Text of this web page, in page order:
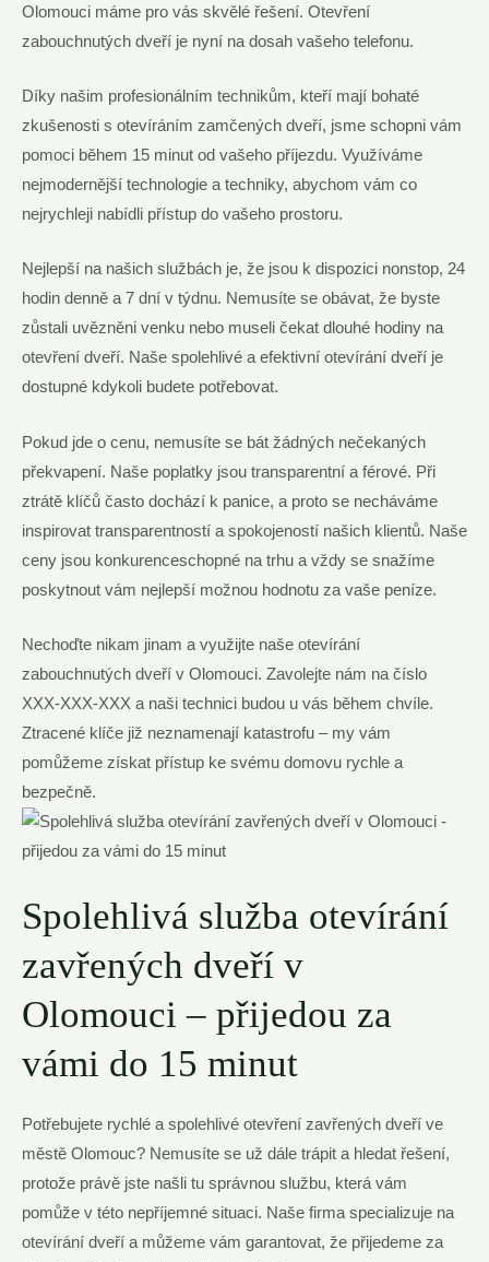
Olomouci máme pro vás skvělé řešení. Otevření
zabouchnutých dveří je nyní na dosah vašeho telefonu.
Díky našim profesionálním technikům, kteří mají bohaté
zkušenosti s otevíráním zamčených dveří, jsme schopni vám
pomoci během 15 minut od vašeho příjezdu. Využíváme
nejmodernější technologie a techniky, abychom vám co
nejrychleji nabídli přístup do vašeho prostoru.
Nejlepší na našich službách je, že jsou k dispozici nonstop, 24
hodin denně a 7 dní v týdnu. Nemusíte se obávat, že byste
zůstali uvězněni venku nebo museli čekat dlouhé hodiny na
otevření dveří. Naše spolehlivé a efektivní otevírání dveří je
dostupné kdykoli budete potřebovat.
Pokud jde o cenu, nemusíte se bát žádných nečekaných
překvapení. Naše poplatky jsou transparentní a férové. Při
ztrátě klíčů často dochází k panice, a proto se necháváme
inspirovat transparentností a spokojeností našich klientů. Naše
ceny jsou konkurenceschopné na trhu a vždy se snažíme
poskytnout vám nejlepší možnou hodnotu za vaše peníze.
Nechoďte nikam jinam a využijte naše otevírání
zabouchnutých dveří v Olomouci. Zavolejte nám na číslo
XXX-XXX-XXX a naši technici budou u vás během chvíle.
Ztracené klíče již neznamenají katastrofu – my vám
pomůžeme získat přístup ke svému domovu rychle a
bezpečně.
Spolehlivá služba otevírání
zavřených dveří v
Olomouci – přijedou za
vámi do 15 minut
Potřebujete rychlé a spolehlivé otevření zavřených dveří ve
městě Olomouc? Nemusíte se už dále trápit a hledat řešení,
protože právě jste našli tu správnou službu, která vám
pomůže v této nepříjemné situaci. Naše firma specializuje na
otevírání dveří a můžeme vám garantovat, že přijedeme za